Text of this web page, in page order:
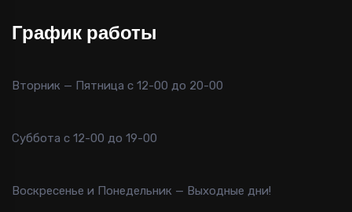
График работы
Вторник — Пятница с 12-00 до 20-00
Суббота с 12-00 до 19-00
Воскресенье и Понедельник — Выходные дни!